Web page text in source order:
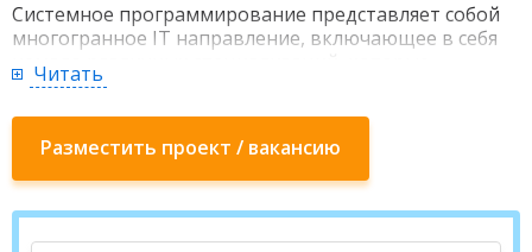
Системное программирование представляет собой
многогранное IT направление, включающее в себя
немало различных специализаций, которые
позволяют решать большой спектр задач. На нашем
ресурсе удаленная работа для системного
программиста представлена всевозможными
направлениями, среди которых вы однозначно
сможете найти проекты, которые не просто
соответствуют вашей специализации, но и будут
Читать
Разместить проект / вакансию